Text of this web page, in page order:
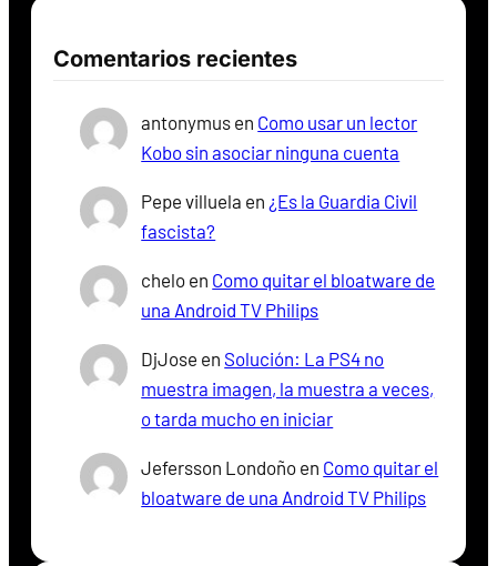
Comentarios recientes
antonymus en Como usar un lector
Kobo sin asociar ninguna cuenta
Pepe villuela en ¿Es la Guardia Civil
fascista?
chelo en Como quitar el bloatware de
una Android TV Philips
DjJose en Solución: La PS4 no
muestra imagen, la muestra a veces,
o tarda mucho en iniciar
Jefersson Londoño en Como quitar el
bloatware de una Android TV Philips